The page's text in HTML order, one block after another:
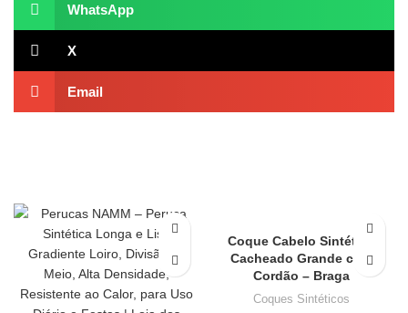
WhatsApp
X
Email
Coque Cabelo Sintético
Cacheado Grande com
Cordão – Braga
Coques Sintéticos